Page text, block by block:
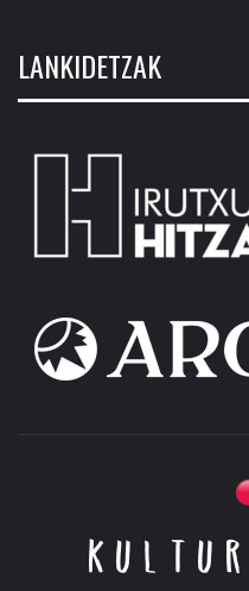
LANKIDETZAK